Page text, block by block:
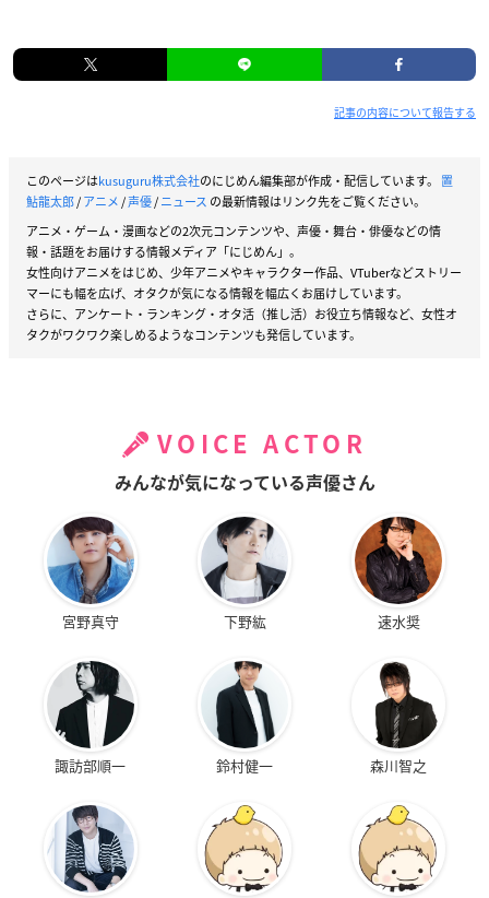
記事の内容について報告する
このページはkusuguru株式会社のにじめん編集部が作成・配信しています。 置
鮎龍太郎/アニメ/声優/ニュース の最新情報はリンク先をご覧ください。
アニメ・ゲーム・漫画などの2次元コンテンツや、声優・舞台・俳優などの情
報・話題をお届けする情報メディア「にじめん」。
女性向けアニメをはじめ、少年アニメやキャラクター作品、VTuberなどストリー
マーにも幅を広げ、オタクが気になる情報を幅広くお届けしています。
さらに、アンケート・ランキング・オタ活（推し活）お役立ち情報など、女性オ
タクがワクワク楽しめるようなコンテンツも発信しています。
VOICE ACTOR
みんなが気になっている声優さん
宮野真守 下野紘 速水奨
諏訪部順一 鈴村健一 森川智之